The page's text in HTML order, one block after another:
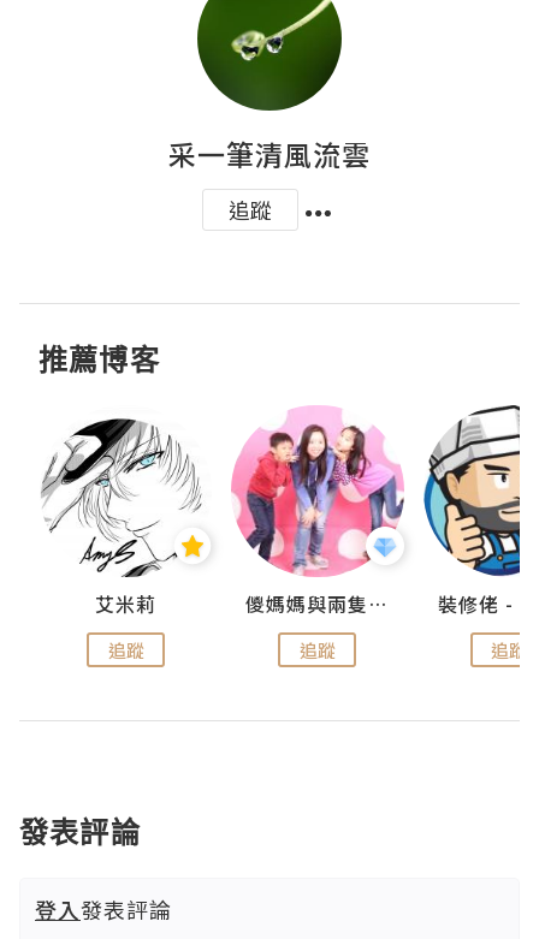
采一筆清風流雲
追蹤
推薦博客
艾米莉
追蹤
儍媽媽與兩隻小魔怪之家
追蹤 追蹤
發表評論
登入發表評論